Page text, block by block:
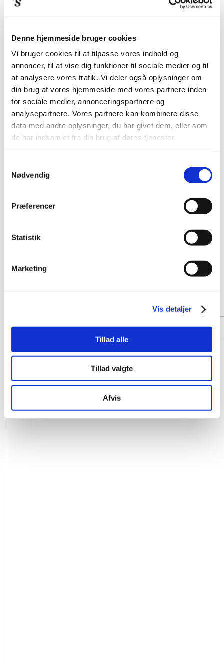
Denne hjemmeside bruger cookies
Vi bruger cookies til at tilpasse vores indhold og
annoncer, til at vise dig funktioner til sociale medier og til
at analysere vores trafik. Vi deler også oplysninger om
din brug af vores hjemmeside med vores partnere inden
for sociale medier, annonceringspartnere og
analysepartnere. Vores partnere kan kombinere disse
data med andre oplysninger, du har givet dem, eller som
de har indsamlet fra din brug af deres tjenester.
Nødvendig
Præferencer
Statistik
Marketing
Vis detaljer
Tillad alle
Tillad valgte
Afvis